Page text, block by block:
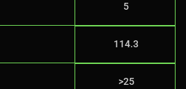
5
114.3
>25